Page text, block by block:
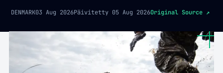
DENMARK03 Aug 2026Päivitetty 05 Aug 2026Original Source ↗